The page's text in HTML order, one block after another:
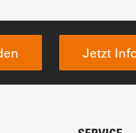
Jetzt